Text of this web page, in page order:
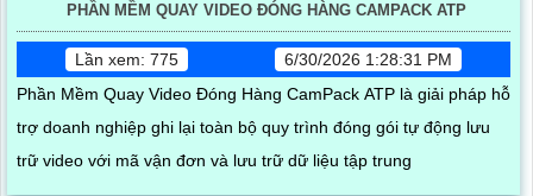
PHẦN MỀM QUAY VIDEO ĐÓNG HÀNG CAMPACK ATP
Lần xem: 775
6/30/2026 1:28:31 PM
Phần Mềm Quay Video Đóng Hàng CamPack ATP là giải pháp hỗ
trợ doanh nghiệp ghi lại toàn bộ quy trình đóng gói tự động lưu
trữ video với mã vận đơn và lưu trữ dữ liệu tập trung